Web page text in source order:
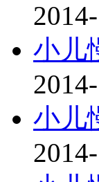
小儿
小儿